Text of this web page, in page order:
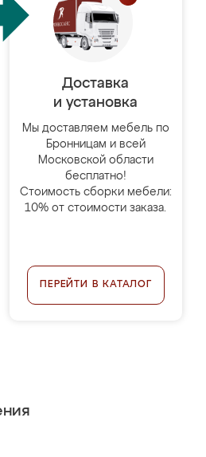
Доставка
и установка
Мы доставляем мебель по
Бронницам и всей
Московской области
бесплатно!
Стоимость сборки мебели:
10% от стоимости заказа.
ПЕРЕЙТИ В КАТАЛОГ